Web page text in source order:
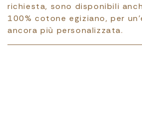
richiesta, sono disponibili
100% cotone egiziano, per
ancora più personalizzata.